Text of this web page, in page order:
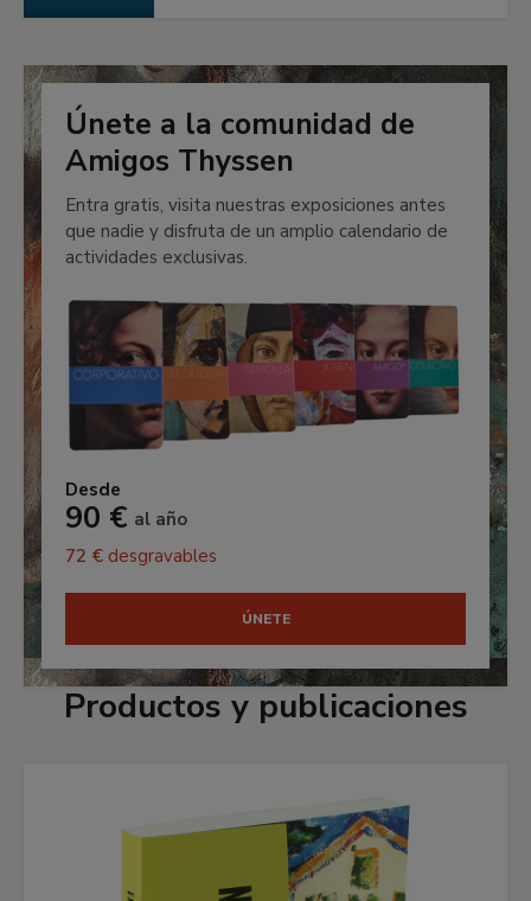
Únete a la comunidad de
Amigos Thyssen
Entra gratis, visita nuestras exposiciones antes
que nadie y disfruta de un amplio calendario de
actividades exclusivas.
Desde
90 € al año
72 € desgravables
ÚNETE
Productos y publicaciones